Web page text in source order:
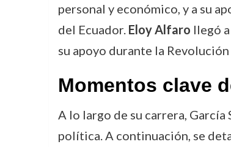
personal y económico, y a su
del Ecuador. Eloy Alfaro llegó
su apoyo durante la
Momentos clave
A lo largo de su carrera,
política. A continuación, se